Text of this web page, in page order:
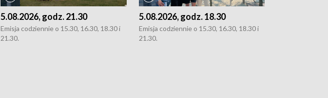
5.08.2026, godz. 21.30
Emisja codziennie o 15.30, 16.30, 18.30 i
21.30.
5.08.2026, godz. 18.30
Emisja codziennie o 15.30, 16.30, 18.30 i
21.30.